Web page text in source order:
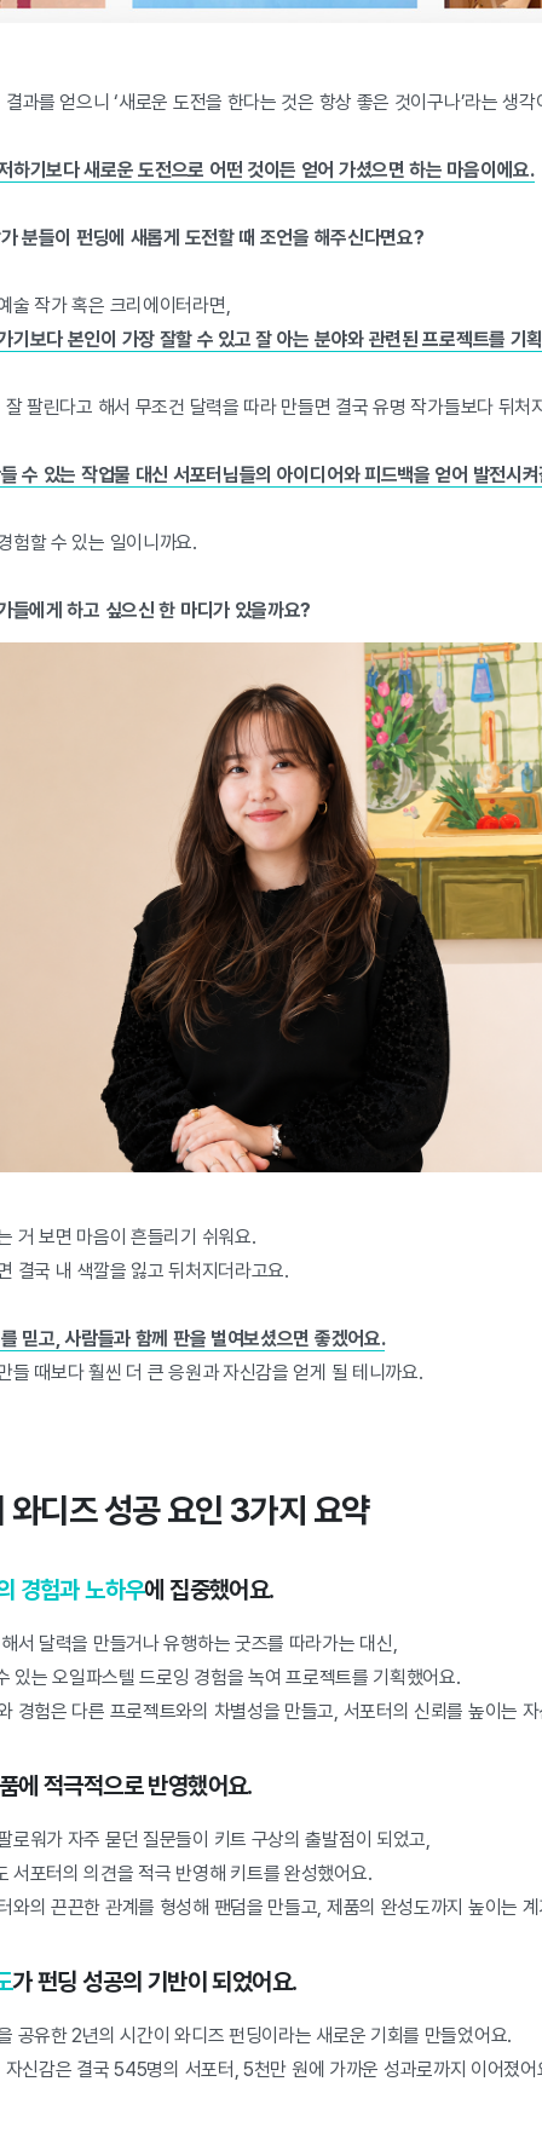
과를 얻으니 ‘새로운 도전을 한다는 것은 항상 좋은 것이구나’라는 생
하기보다 새로운 도전으로 어떤 것이든 얻어 가셨으면 하는 마음이에요.
분들이 펀딩에 새롭게 도전할 때 조언을 해주신다면요?
술 작가 혹은 크리에이터라면,
기보다 본인이 가장 잘할 수 있고 잘 아는 분야와 관련된 프로젝트를 기
팔린다고 해서 무조건 달력을 따라 만들면 결국 유명 작가들보다 뒤처
수 있는 작업물 대신 서포터님들의 아이디어와 피드백을 얻어 발전시
험할 수 있는 일이니까요.
들에게 하고 싶으신 한 마디가 있을까요?
거 보면 마음이 흔들리기 쉬워요.
결국 내 색깔을 잃고 뒤처지더라고요.
믿고, 사람들과 함께 판을 벌여보셨으면 좋겠어요.
들 때보다 훨씬 더 큰 응원과 자신감을 얻게 될 테니까요.
와디즈 성공 요인 3가지 요약
경험과 노하우에 집중했어요.
서 달력을 만들거나 유행하는 굿즈를 따라가는 대신,
있는 오일파스텔 드로잉 경험을 녹여 프로젝트를 기획했어요.
경험은 다른 프로젝트와의 차별성을 만들고, 서포터의 신뢰를 높이는
에 적극적으로 반영했어요.
로워가 자주 묻던 질문들이 키트 구상의 출발점이 되었고,
서포터의 의견을 적극 반영해 키트를 완성했어요.
와의 끈끈한 관계를 형성해 팬덤을 만들고, 제품의 완성도까지 높이는
가 펀딩 성공의 기반이 되었어요.
공유한 2년의 시간이 와디즈 펀딩이라는 새로운 기회를 만들었어요.
신감은 결국 545명의 서포터, 5천만 원에 가까운 성과로까지 이어졌어